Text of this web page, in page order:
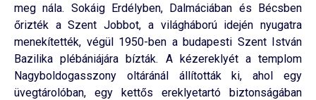
meg nála. Sokáig Erdélyben, Dalmáciában és Bécsben
őrizték a Szent Jobbot, a világháború idején nyugatra
menekítették, végül 1950-ben a budapesti Szent István
Bazilika plébániájára bízták. A kézereklyét a templom
Nagyboldogasszony oltáránál állították ki, ahol egy
üvegtárolóban, egy kettős ereklyetartó biztonságában